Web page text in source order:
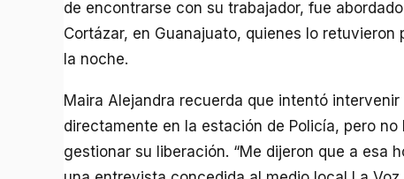
de encontrarse con su trabajador, fue
Cortázar, en Guanajuato, quienes lo retuvieron
la noche.
Maira Alejandra recuerda que intentó intervenir
directamente en la estación de Policía, pero
gestionar su liberación. “Me dijeron que a esa